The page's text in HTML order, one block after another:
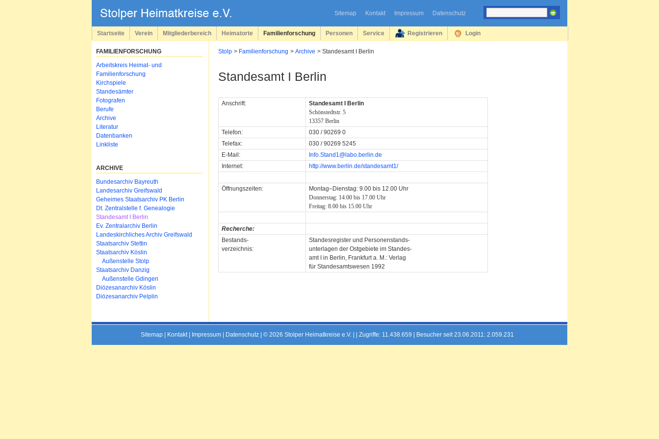
Sitemap Kontakt Impressum Datenschutz
überspringen
Startseite Verein Mitgliederbereich Heimatorte Familienforschung Personen Service Registrieren Login
Stolp Familienforschung Archive Standesamt I Berlin
Standesamt I Berlin
Anschrift:
Standesamt I Berlin
Schönstedtstr. 5
13357 Berlin
Telefon:
030 / 90269 0
Telefax:
030 / 90269 5245
E-Mail:
Info.Stand1@labo.berlin.de
Internet:
http://www.berlin.de/standesamt1/
Öffnungszeiten:
Montag–Dienstag: 9.00 bis 12.00 Uhr
Donnerstag: 14.00 bis 17.00 Uhr
Freitag: 8.00 bis 15.00 Uhr
Recherche:
Bestands-
verzeichnis:
Standesregister und Personenstands-
unterlagen der Ostgebiete im Standes-
amt I in Berlin, Frankfurt a. M.: Verlag
für Standesamtswesen 1992
FAMILIENFORSCHUNG
Navigation
überspringen
Arbeitskreis Heimat- und
Familienforschung
Kirchspiele
Standesämter
Fotografen
Berufe
Archive
Literatur
Datenbanken
Linkliste
ARCHIVE
Navigation
überspringen
Bundesarchiv Bayreuth
Landesarchiv Greifswald
Geheimes Staatsarchiv PK Berlin
Dt. Zentralstelle f. Genealogie
Standesamt I Berlin
Ev. Zentralarchiv Berlin
Landeskirchliches Archiv Greifswald
Staatsarchiv Stettin
Staatsarchiv Köslin
Außenstelle Stolp
Staatsarchiv Danzig
Außenstelle Gdingen
Diözesanarchiv Köslin
Diözesanarchiv Pelplin
Sitemap Kontakt| Impressum Datenschutz | © 2026 Stolper Heimatkreise e.V. | | Zugriffe: 11.438.659 | Besucher seit 23.06.2011: 2.059.231